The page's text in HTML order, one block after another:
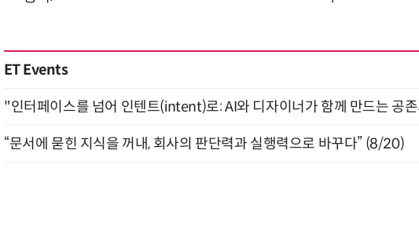
ET Events
"인터페이스를 넘어 인텐트(intent)로: AI와 디자이너가 함께 만드는 공
“문서에 묻힌 지식을 꺼내, 회사의 판단력과 실행력으로 바꾸다” (8/20)